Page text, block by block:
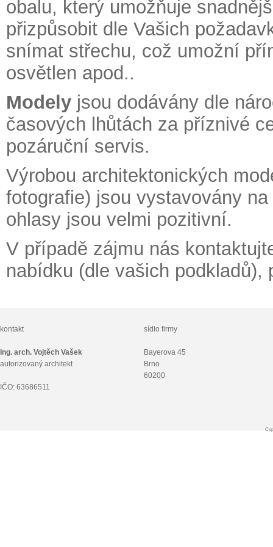
obalu, který umožňuje
přizpůsobit dle Vašich
snímat střechu, což umožní
osvětlen apod..
Modely jsou dodávány dle
časových lhůtách za příznivé
pozáruční servis.
Výrobou architektonických
fotografie) jsou vystavovány
ohlasy jsou velmi pozitivní.
V případě zájmu nás
nabídku (dle vašich
kontakt
Ing. arch. Vojtěch Vašek
autorizovaný architekt
IČO: 63686511
sídlo firmy
Bayerova 45
Brno
60200